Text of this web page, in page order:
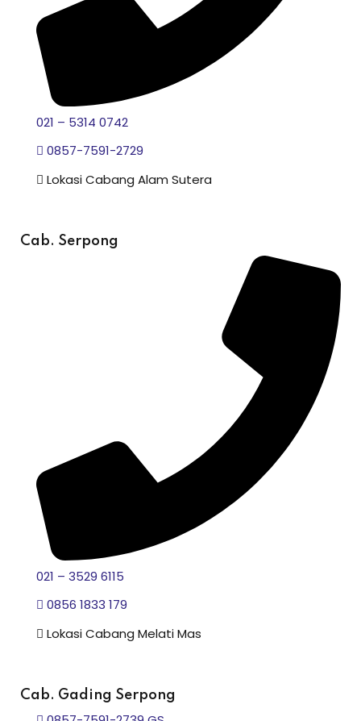
021 – 5314 0742
0857-7591-2729
Lokasi Cabang Alam Sutera
Cab. Serpong
021 – 3529 6115
0856 1833 179
Lokasi Cabang Melati Mas
Cab. Gading Serpong